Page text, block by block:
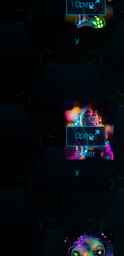
Open
Galler
y
Open
Galler
y